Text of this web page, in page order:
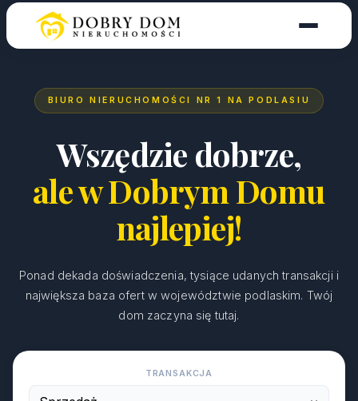
BIURO NIERUCHOMOŚCI NR 1 NA PODLASIU
Wszędzie dobrze,
ale w Dobrym Domu
najlepiej!
Ponad dekada doświadczenia, tysiące udanych transakcji i
największa baza ofert w województwie podlaskim. Twój
dom zaczyna się tutaj.
TRANSAKCJA